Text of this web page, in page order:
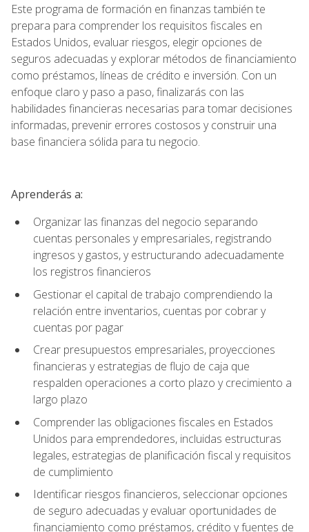
Este programa de formación en finanzas también te
prepara para comprender los requisitos fiscales en
Estados Unidos, evaluar riesgos, elegir opciones de
seguros adecuadas y explorar métodos de financiamiento
como préstamos, líneas de crédito e inversión. Con un
enfoque claro y paso a paso, finalizarás con las
habilidades financieras necesarias para tomar decisiones
informadas, prevenir errores costosos y construir una
base financiera sólida para tu negocio.
Aprenderás a:
Organizar las finanzas del negocio separando
cuentas personales y empresariales, registrando
ingresos y gastos, y estructurando adecuadamente
los registros financieros
Gestionar el capital de trabajo comprendiendo la
relación entre inventarios, cuentas por cobrar y
cuentas por pagar
Crear presupuestos empresariales, proyecciones
financieras y estrategias de flujo de caja que
respalden operaciones a corto plazo y crecimiento a
largo plazo
Comprender las obligaciones fiscales en Estados
Unidos para emprendedores, incluidas estructuras
legales, estrategias de planificación fiscal y requisitos
de cumplimiento
Identificar riesgos financieros, seleccionar opciones
de seguro adecuadas y evaluar oportunidades de
financiamiento como préstamos, crédito y fuentes de